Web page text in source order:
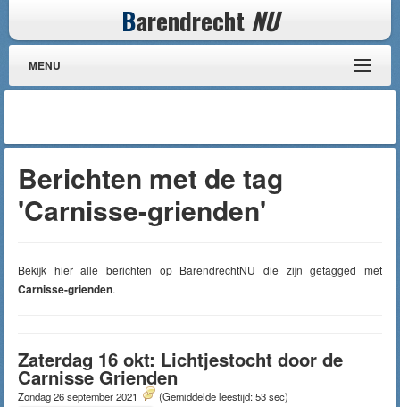
Barendrecht NU
MENU
Berichten met de tag
'Carnisse-grienden'
Bekijk hier alle berichten op BarendrechtNU die zijn getagged met
Carnisse-grienden.
Zaterdag 16 okt: Lichtjestocht door de
Carnisse Grienden
Zondag 26 september 2021 (Gemiddelde leestijd: 53 sec)